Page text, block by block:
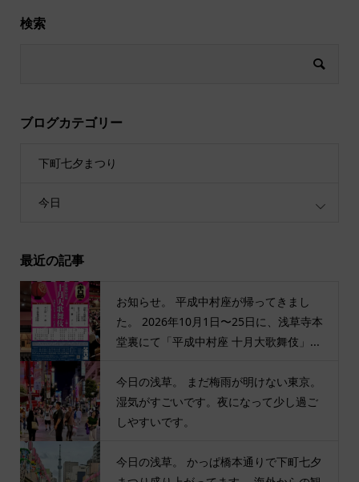
検索
ブログカテゴリー
下町七夕まつり
今日
最近の記事
お知らせ。 平成中村座が帰ってきまし
た。 2026年10月1日〜25日に、浅草寺本
堂裏にて「平成中村座 十月大歌舞伎」...
今日の浅草。 まだ梅雨が明けない東京。
湿気がすごいです。夜になって少し過ご
しやすいです。
今日の浅草。 かっぱ橋本通りで下町七夕